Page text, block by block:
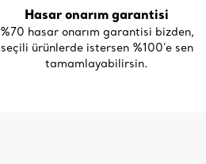
Hasar onarım garantisi
%70 hasar onarım garantisi bizden,
seçili ürünlerde istersen %100’e sen
tamamlayabilirsin.